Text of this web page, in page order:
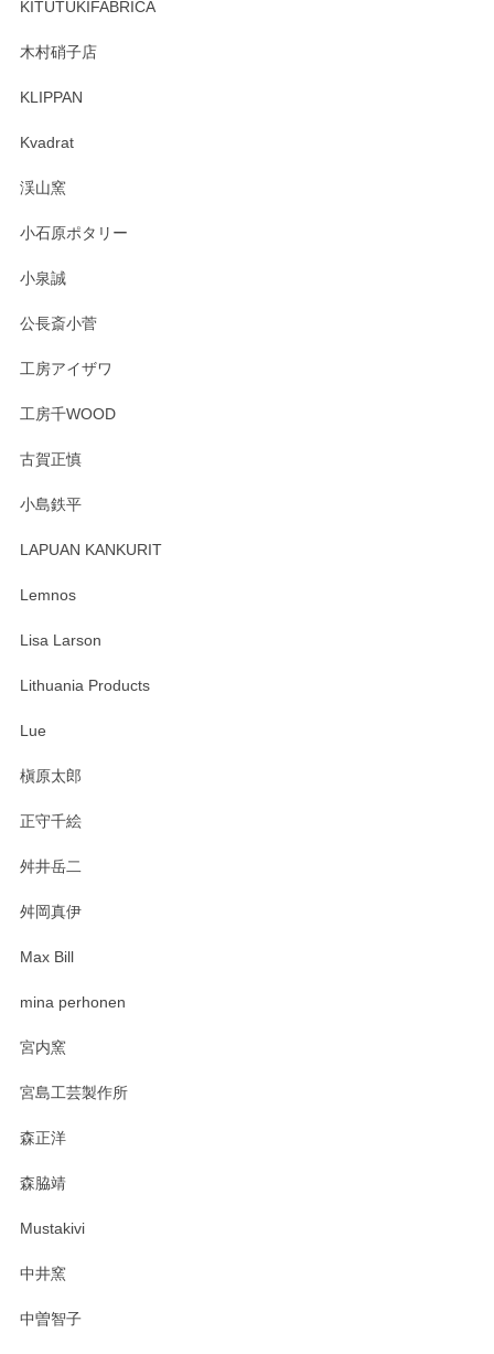
淡いグリーンのカラーがとても可愛いです❤️ ありがとうござ
す。 素敵な湯呑みでとても気に入りました。 発送も早く、
たm(_)m
います。無事に届いたようで安心いたしまし
おかけしました。 ありがとうございます。
KITUTUKIFABRICA
木村硝子店
KLIPPAN
Kvadrat
渓山窯
小石原ポタリー
小泉誠
公長斎小菅
工房アイザワ
工房千WOOD
古賀正慎
小島鉄平
LAPUAN KANKURIT
Lemnos
Lisa Larson
Lithuania Products
Lue
槇原太郎
正守千絵
舛井岳二
舛岡真伊
Max Bill
mina perhonen
宮内窯
宮島工芸製作所
森正洋
森脇靖
Mustakivi
中井窯
中曽智子